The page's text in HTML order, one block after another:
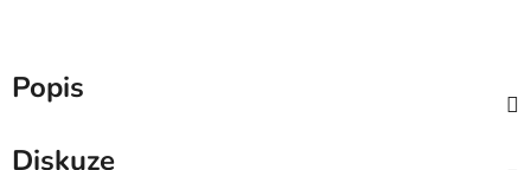
Popis
Diskuze